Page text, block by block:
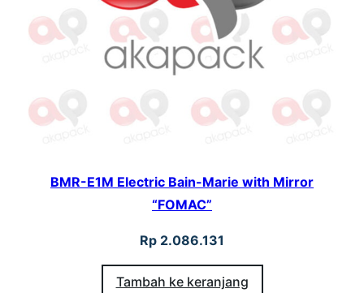
BMR-E1M Electric Bain-Marie with Mirror
“FOMAC”
Rp 2.086.131
Tambah ke keranjang